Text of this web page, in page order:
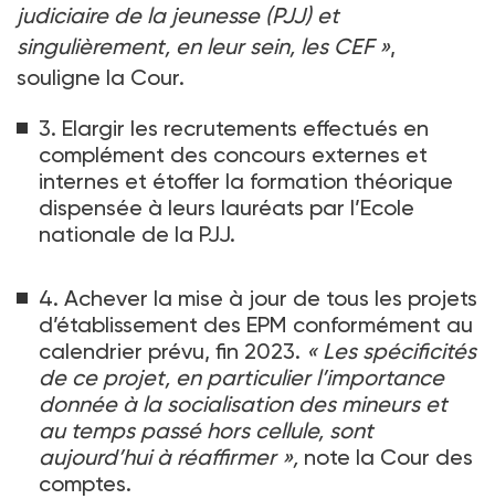
judiciaire de la jeunesse (PJJ) et
singulièrement, en leur sein, les CEF »,
souligne la Cour.
3. Elargir les recrutements effectués en
complément des concours externes et
internes et étoffer la formation théorique
dispensée à leurs lauréats par l’Ecole
nationale de la PJJ.
4. Achever la mise à jour de tous les projets
d’établissement des EPM conformément au
calendrier prévu, fin 2023. « Les spécificités
de ce projet, en particulier l’importance
donnée à la socialisation des mineurs et
au temps passé hors cellule, sont
aujourd’hui à réaffirmer », note la Cour des
comptes.